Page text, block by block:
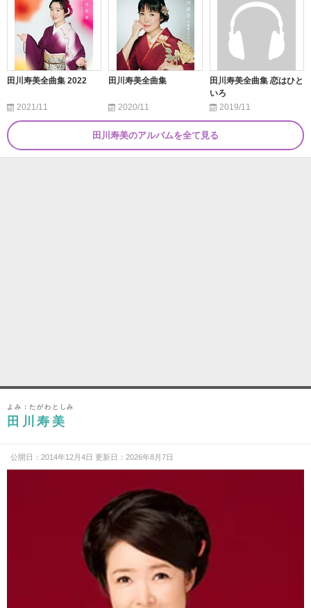
田川寿美全曲集 2022
2021/11
田川寿美全曲集
2020/11
田川寿美全曲集 恋はひと
いろ
2019/11
田川寿美のアルバムを全て見る
よみ：たがわとしみ
田川寿美
公開日：2014年12月4日 更新日：2026年8月7日